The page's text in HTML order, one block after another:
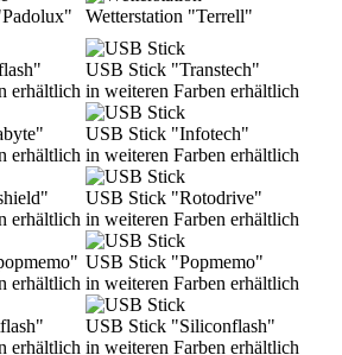
Wetterstation "Terrell"
erhältlich
USB Stick "Transtech"
in weiteren Farben erhältlich
erhältlich
USB Stick "Infotech"
in weiteren Farben erhältlich
erhältlich
USB Stick "Rotodrive"
in weiteren Farben erhältlich
erhältlich
USB Stick "Popmemo"
in weiteren Farben erhältlich
erhältlich
USB Stick "Siliconflash"
in weiteren Farben erhältlich